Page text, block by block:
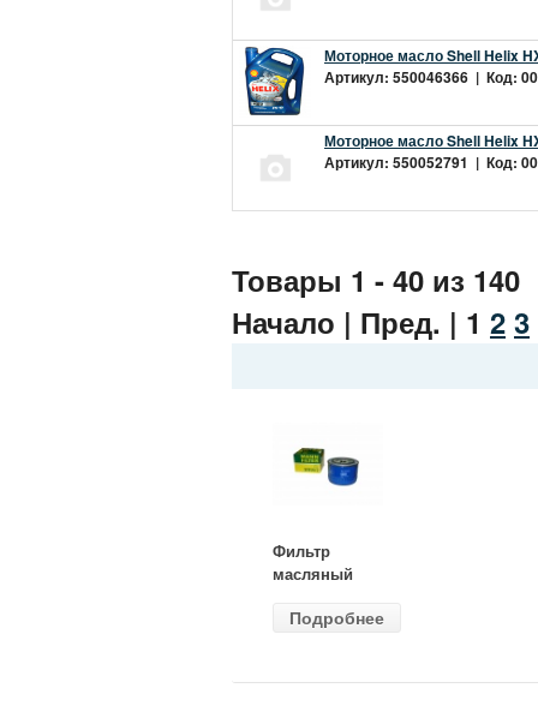
Моторное масло Shell Helix
Артикул: 550046366 | Код:
Моторное масло Shell Helix
Артикул: 550052791 | Код:
Товары 1 - 40 из 140
Начало | Пред. | 1 2 3
Фильтр
масляный
(MANN) W
Подробнее